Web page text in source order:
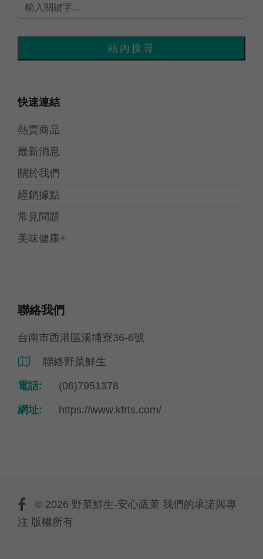
快速連結
熱賣商品
最新消息
關於我們
經銷據點
常見問題
美味健康+
聯絡我們
台南市西港區溪埔寮36-6號
 聯絡野菜鮮生
電話: (06)7951378
網址: https://www.kfrts.com/
© 2026 野菜鮮生-安心蔬菜 我們的承諾與專
注 版權所有